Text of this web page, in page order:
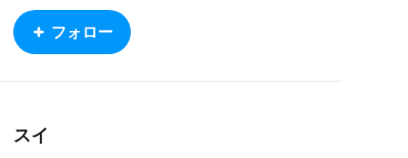
フォロー
スイ